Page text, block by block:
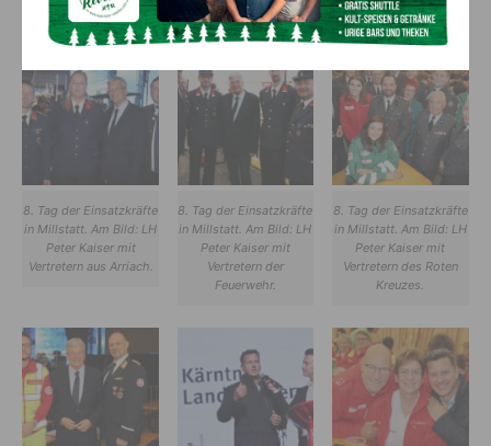
der COBRA in Kärnten.
8. Tag der Einsatzkräfte
in Millstatt. Am Bild: LH
Peter Kaiser mit
Vertretern aus Arriach.
8. Tag der Einsatzkräfte
in Millstatt. Am Bild: LH
Peter Kaiser mit
Vertretern der
Feuerwehr.
8. Tag der Einsatzkräfte
in Millstatt. Am Bild: LH
Peter Kaiser mit
Vertretern des Roten
Kreuzes.